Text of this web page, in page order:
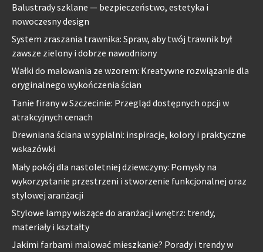
Balustrady szklane — bezpieczeństwo, estetyka i
nowoczesny design
System zraszania trawnika: Spraw, aby twój trawnik był
zawsze zielony i dobrze nawodniony
Wałki do malowania ze wzorem: Kreatywne rozwiązanie dla
oryginalnego wykończenia ścian
Tanie firany w Szczecinie: Przegląd dostępnych opcji w
atrakcyjnych cenach
Drewniana ściana w sypialni: inspiracje, kolory i praktyczne
wskazówki
Mały pokój dla nastoletniej dziewczyny: Pomysły na
wykorzystanie przestrzeni i stworzenie funkcjonalnej oraz
stylowej aranżacji
Stylowe lampy wiszące do aranżacji wnętrz: trendy,
materiały i kształty
Jakimi farbami malować mieszkanie? Porady i trendy w